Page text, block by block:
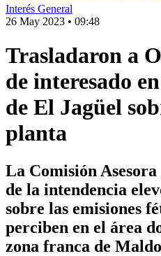
Interés General
26 May 2023 • 09:48
Trasladaron a
de interesado
de El Jagüel
planta
La Comisión
de la intendencia
sobre las emisiones
perciben en el área
zona franca de